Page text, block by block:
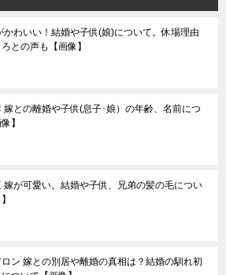
かわいい！結婚や子供(娘)について。休場理由
との声も【画像】
嫁との離婚や子供(息子･娘）の年齢、名前につ
】
嫁が可愛い。結婚や子供、兄弟の髪の毛につい
ン 嫁との別居や離婚の真相は？結婚の馴れ初